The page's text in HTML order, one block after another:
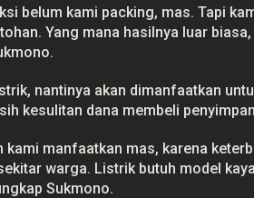
s
r
i
E
n
o
K
a
belum kami packing, mas. Tapi
Yang mana hasilnya luar
nantinya akan dimanfaatkan
kesulitan dana membeli
kami manfaatkan mas, karena
warga. Listrik butuh model
Sukmono.